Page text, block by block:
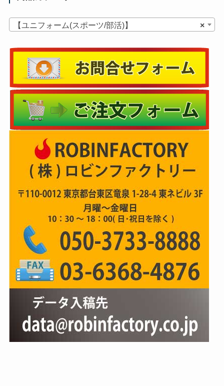
×
【ユニフォーム(スポーツ/部活)】